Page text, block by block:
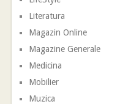
Literatura
Magazin Online
Magazine Generale
Medicina
Mobilier
Muzica